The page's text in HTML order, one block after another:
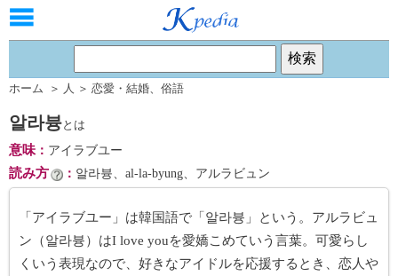
ホーム ＞ 人 ＞ 恋愛・結婚、 俗語
알라븅とは
意味： アイラブユー
読み方 ： 알라븅、al-la-byung、アルラビュン
「アイラブユー」は韓国語で「알라븅」という。アルラビュ
ン（알라븅）はI love youを愛嬌こめていう言葉。可愛らし
くいう表現なので、好きなアイドルを応援するとき、恋人や